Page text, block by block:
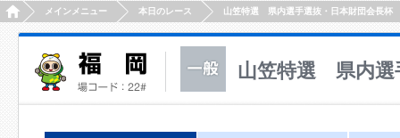
HOMEメインメニュー 本日のレース 山笠特選 県内選手選抜・日本財団会長杯
山笠特選 県内選